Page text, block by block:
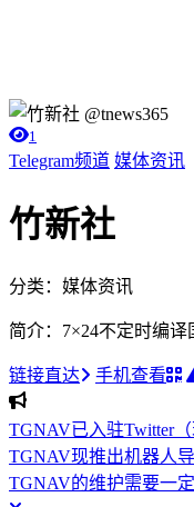
1
Telegram频道 媒体资讯
竹新社
分类：媒体资讯
简介：7×24不定时编
链接直达 手机查看
TGNAV已入驻Twitter
TGNAV现推出机器人
TGNAV的维护需要一